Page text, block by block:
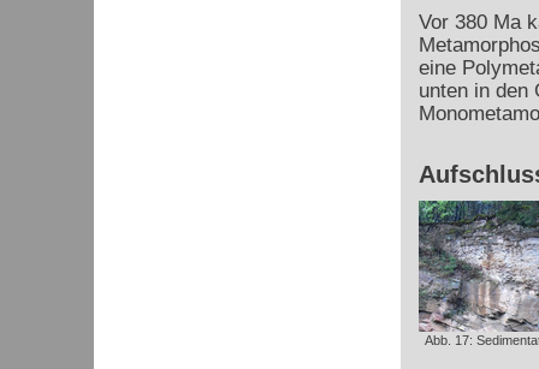
Vor 380 Ma
eine
unten in den
Abb. 17: